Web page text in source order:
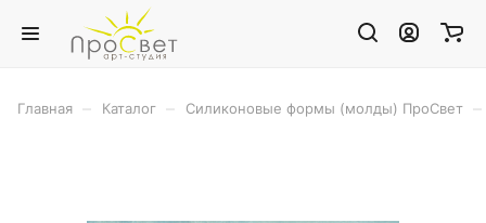
Главная Каталог Силиконовые формы (молды) ПроСвет